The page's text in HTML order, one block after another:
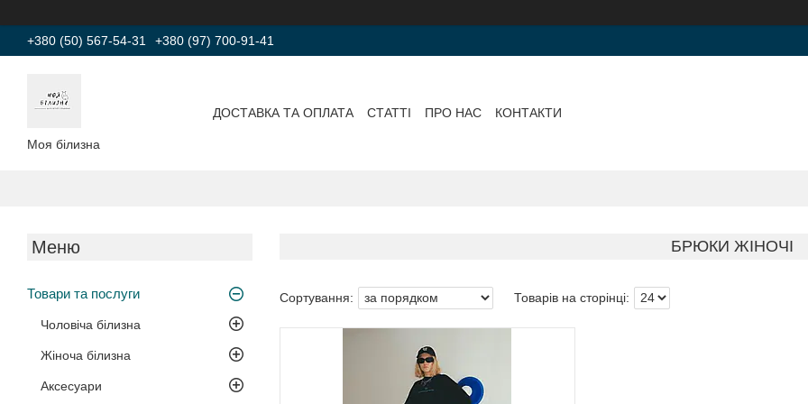
+380 (50) 567-54-31 +380 (97) 700-91-41
Моя білизна
ДОСТАВКА ТА ОПЛАТА СТАТТІ ПРО НАС КОНТАКТИ
Товари та послуги
Чоловіча білизна
Жіноча білизна
Аксесуари
БРЮКИ ЖІНОЧІ